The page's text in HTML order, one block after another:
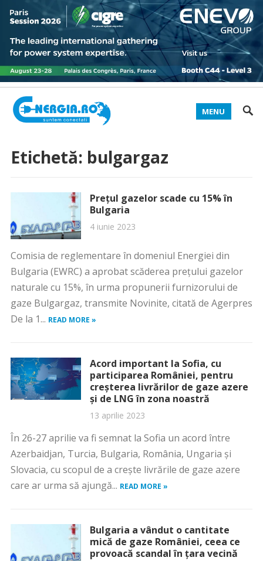
MENU
Etichetă: bulgargaz
Prețul gazelor scade cu 15% în
Bulgaria
4 iunie 2023
Comisia de reglementare în domeniul Energiei din
Bulgaria (EWRC) a aprobat scăderea preţului gazelor
naturale cu 15%, în urma propunerii furnizorului de
gaze Bulgargaz, transmite Novinite, citată de Agerpres
De la 1... READ MORE »
Acord important la Sofia, cu
participarea României, pentru
creșterea livrărilor de gaze azere
și de LNG în zona noastră
13 aprilie 2023
În 26-27 aprilie va fi semnat la Sofia un acord între
Azerbaidjan, Turcia, Bulgaria, România, Ungaria și
Slovacia, cu scopul de a crește livrările de gaze azere
care ar urma să ajungă... READ MORE »
Bulgaria a vândut o cantitate
mică de gaze României, ceea ce
provoacă scandal în țara vecină